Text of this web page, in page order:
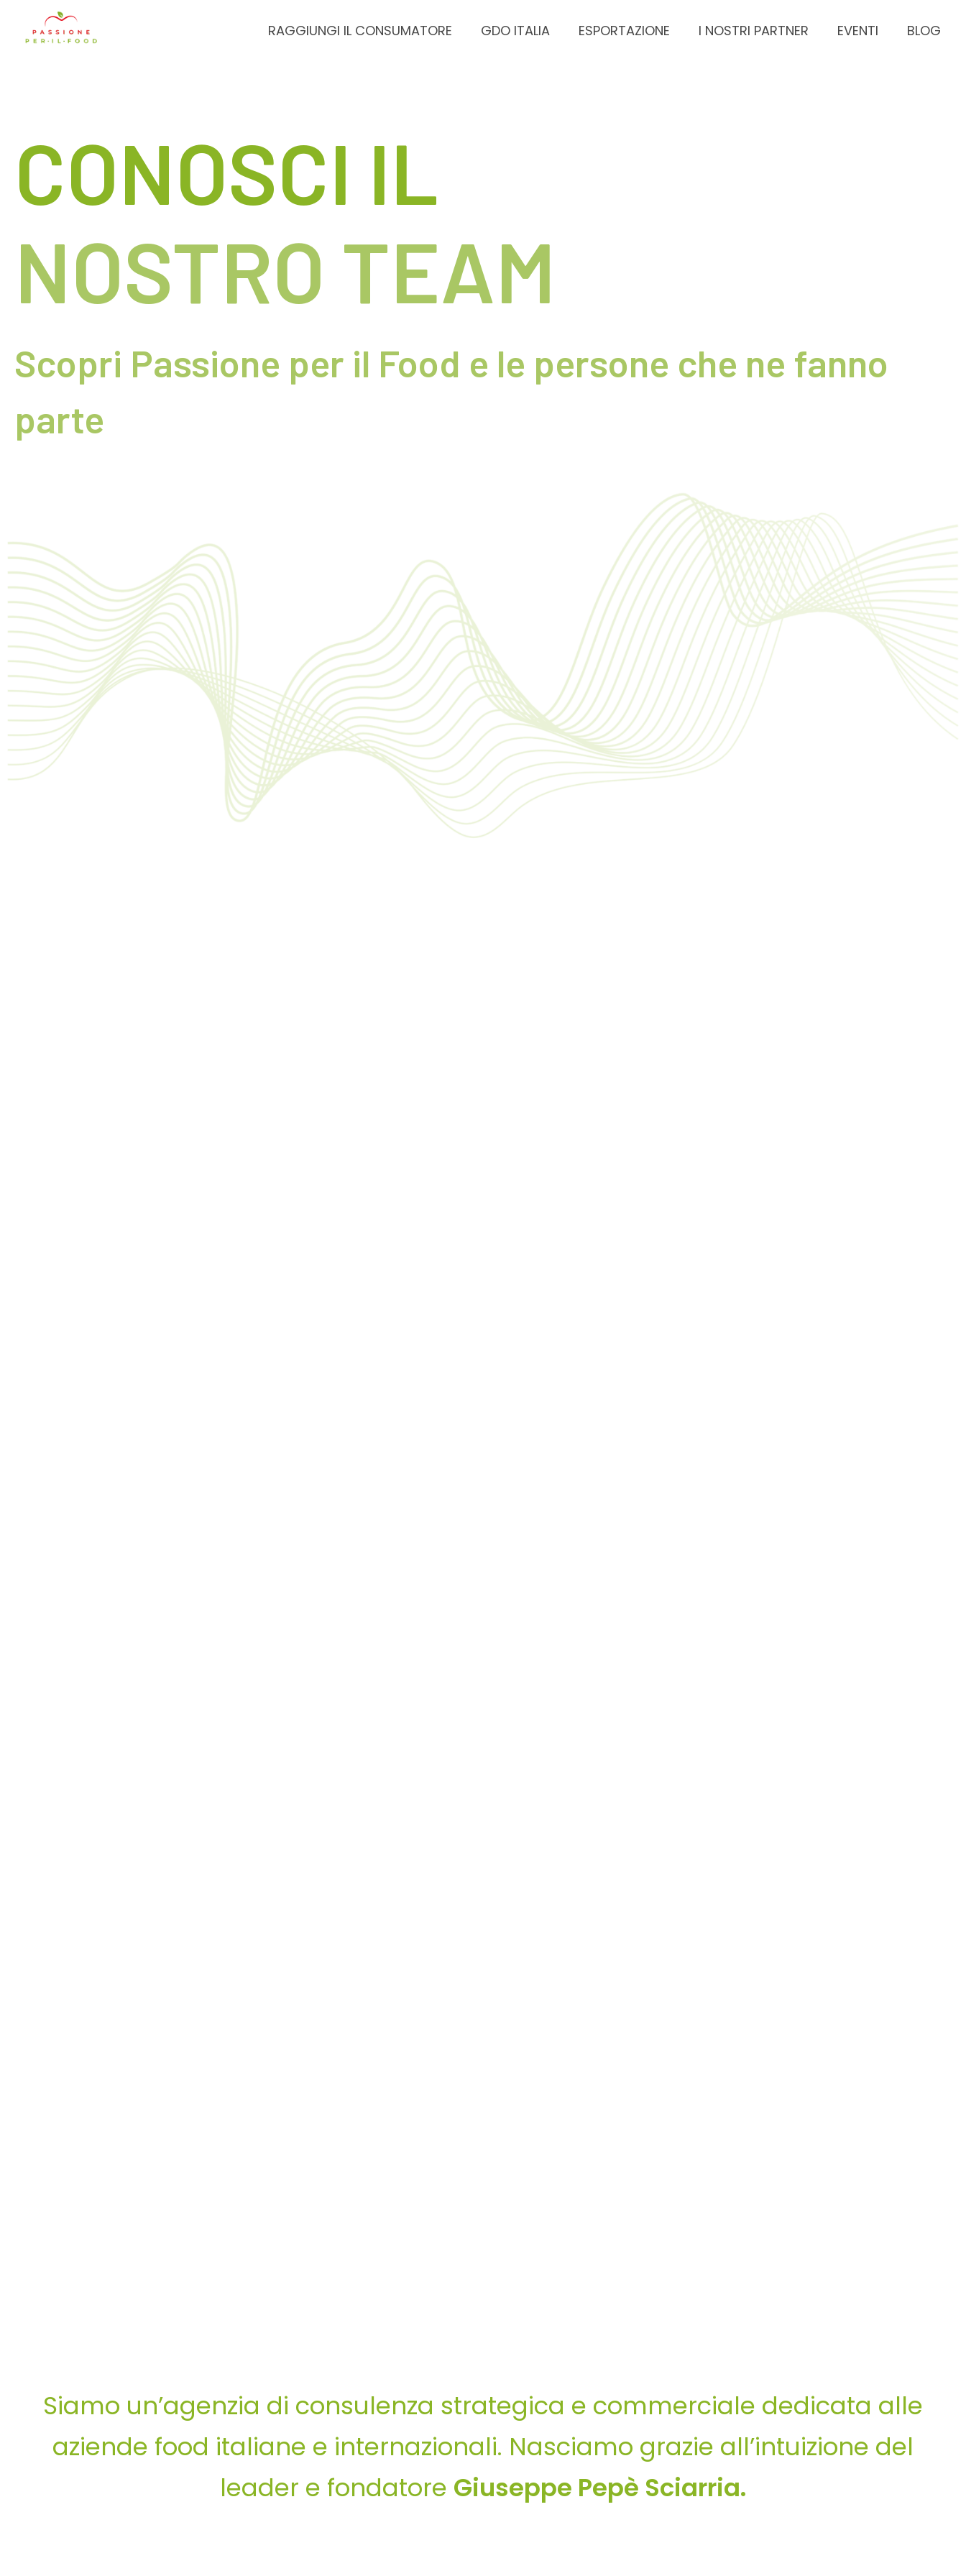
RAGGIUNGI IL CONSUMATORE GDO ITALIA ESPORTAZIONE I NOSTRI PARTNER EVENTI BLOG
CONOSCI IL
NOSTRO TEAM
Scopri Passione per il Food e le persone che ne fanno
parte
Siamo un’agenzia di consulenza strategica e commerciale dedicata alle
aziende food italiane e internazionali. Nasciamo grazie all’intuizione del
leader e fondatore Giuseppe Pepè Sciarria.